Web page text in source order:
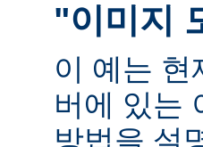
"이미지
이 예는
버에 있는
방법을 설